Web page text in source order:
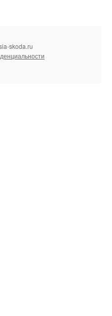
skoda.ru